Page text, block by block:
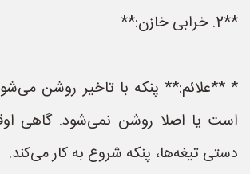
**2. خرابی خازن:**
* **علائم:** پنکه با تاخیر روشن
است یا اصلا روشن نمی‌شود. گاهی
دستی تیغه‌ها، پنکه شروع به کار می‌کند.